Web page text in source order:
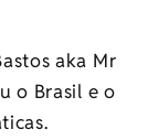
aka Mr
o Brasil e o